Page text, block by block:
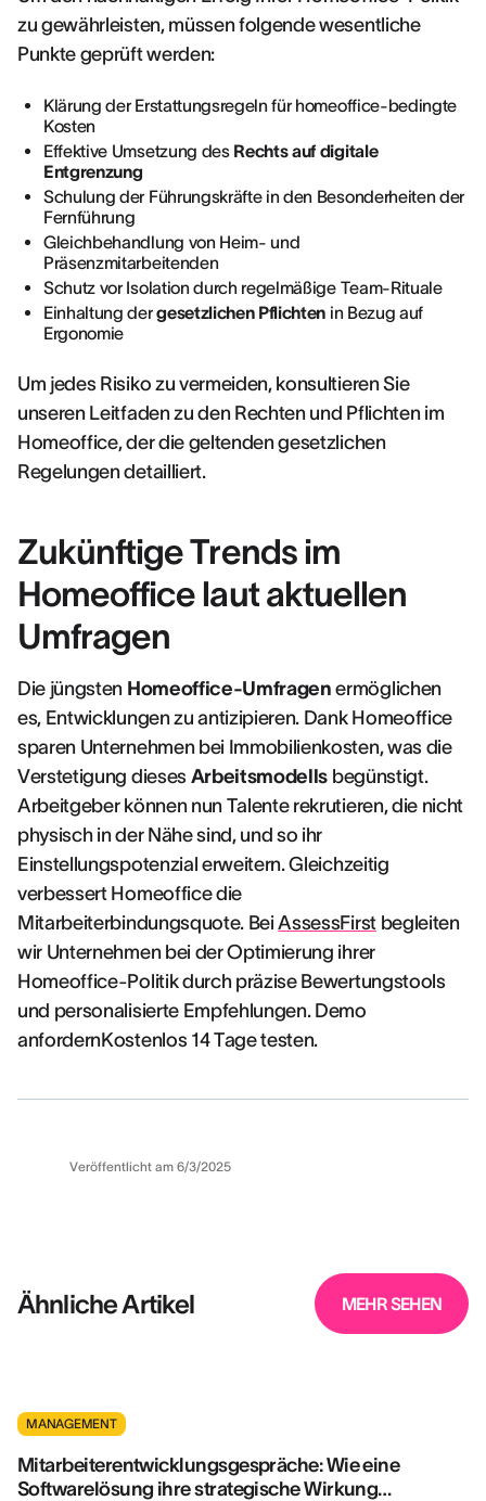
zu gewährleisten, müssen folgende wesentliche
Punkte geprüft werden:
Klärung der Erstattungsregeln für homeoffice-bedingte
Kosten
Effektive Umsetzung des Rechts auf digitale
Entgrenzung
Schulung der Führungskräfte in den Besonderheiten der
Fernführung
Gleichbehandlung von Heim- und
Präsenzmitarbeitenden
Schutz vor Isolation durch regelmäßige Team-Rituale
Einhaltung dergesetzlichen Pflichten in Bezug auf
Ergonomie
Um jedes Risiko zu vermeiden, konsultieren Sie
unseren Leitfaden zu den Rechten und Pflichten im
Homeoffice, der die geltenden gesetzlichen
Regelungen detailliert.
Zukünftige Trends im
Homeoffice laut aktuellen
Umfragen
Die jüngsten Homeoffice-Umfragen ermöglichen
es, Entwicklungen zu antizipieren. Dank Homeoffice
sparen Unternehmen bei Immobilienkosten, was die
Verstetigung dieses Arbeitsmodells begünstigt.
Arbeitgeber können nun Talente rekrutieren, die nicht
physisch in der Nähe sind, und so ihr
Einstellungspotenzial erweitern. Gleichzeitig
verbessert Homeoffice die
Mitarbeiterbindungsquote. BeiAssessFirstbegleiten
wir Unternehmen bei der Optimierung ihrer
Homeoffice-Politik durch präzise Bewertungstools
und personalisierte Empfehlungen. Demo
anfordernKostenlos 14 Tage testen.
Veröffentlicht am 6/3/2025
Ähnliche Artikel MEHR SEHEN
MANAGEMENT
Mitarbeiterentwicklungsgespräche: Wie eine
Softwarelösung ihre strategische Wirkung